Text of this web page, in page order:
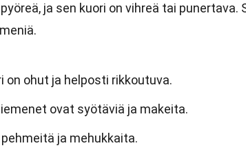
ja sen kuori on vihreä tai
on ohut ja helposti rikkoutuva.
ovat syötäviä ja makeita.
ja mehukkaita.